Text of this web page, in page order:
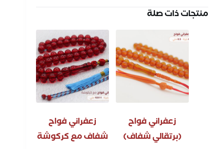
منتجات ذات صلة
زعفراني فواح
(برتقالي شفاف)
زعفراني فواح
شفاف مع كركوشة